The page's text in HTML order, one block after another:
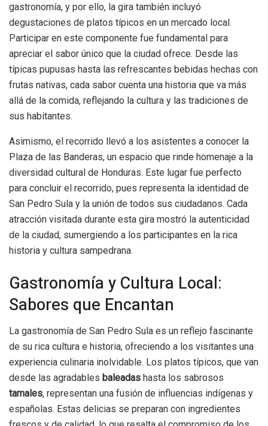
gastronomía, y por ello, la gira también incluyó
degustaciones de platos típicos en un mercado local.
Participar en este componente fue fundamental para
apreciar el sabor único que la ciudad ofrece. Desde las
típicas pupusas hasta las refrescantes bebidas hechas con
frutas nativas, cada sabor cuenta una historia que va más
allá de la comida, reflejando la cultura y las tradiciones de
sus habitantes.
Asimismo, el recorrido llevó a los asistentes a conocer la
Plaza de las Banderas, un espacio que rinde homenaje a la
diversidad cultural de Honduras. Este lugar fue perfecto
para concluir el recorrido, pues representa la identidad de
San Pedro Sula y la unión de todos sus ciudadanos. Cada
atracción visitada durante esta gira mostró la autenticidad
de la ciudad, sumergiendo a los participantes en la rica
historia y cultura sampedrana.
Gastronomía y Cultura Local:
Sabores que Encantan
La gastronomía de San Pedro Sula es un reflejo fascinante
de su rica cultura e historia, ofreciendo a los visitantes una
experiencia culinaria inolvidable. Los platos típicos, que van
desde las agradables baleadas hasta los sabrosos
tamales, representan una fusión de influencias indígenas y
españolas. Estas delicias se preparan con ingredientes